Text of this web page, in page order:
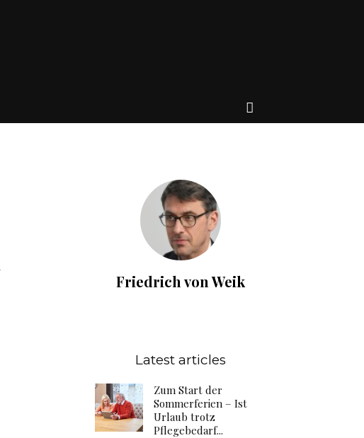
Friedrich von Weik
Latest articles
Zum Start der
Sommerferien – Ist
Urlaub trotz
Pflegebedarf...